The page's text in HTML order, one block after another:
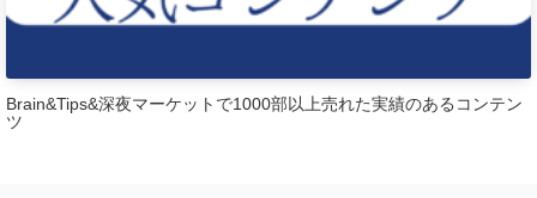
ケットで1000部以上売れた実績のあるコンテン 有料コンテンツ購